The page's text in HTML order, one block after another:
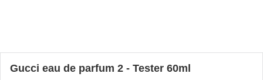
Gucci eau de parfum 2 - Tester 60ml